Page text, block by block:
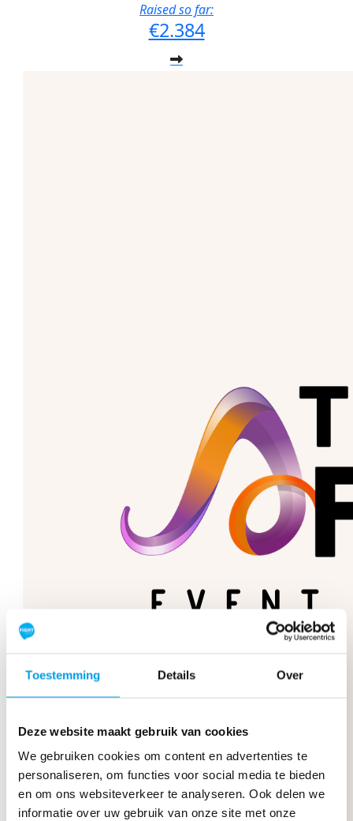
Toestemming Details Over
Deze website maakt gebruik van cookies
We gebruiken cookies om content en advertenties te
personaliseren, om functies voor social media te bieden
en om ons websiteverkeer te analyseren. Ook delen we
informatie over uw gebruik van onze site met onze
Raised so far:
€2.384